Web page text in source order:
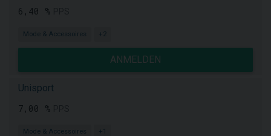
6,40 %
Mode & Accessoires +2
ANMELDEN
Unisport
7,00 %
Mode & Accessoires +1